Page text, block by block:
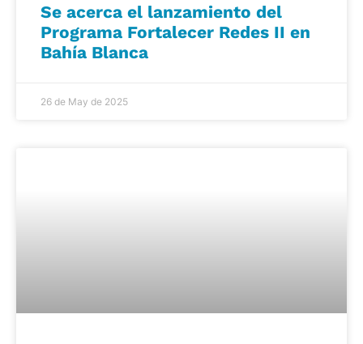
Se acerca el lanzamiento del
Programa Fortalecer Redes II en
Bahía Blanca
26 de May de 2025